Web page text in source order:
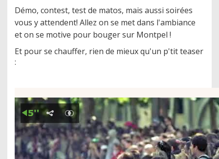
Démo, contest, test de matos, mais aussi soirées
vous y attendent! Allez on se met dans l'ambiance
et on se motive pour bouger sur Montpel !
Et pour se chauffer, rien de mieux qu'un p'tit teaser
: